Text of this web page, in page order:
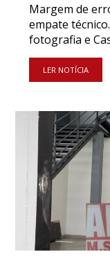
Margem de
empate
fotografia e
LER NOTÍCIA